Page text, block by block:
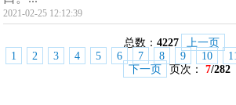
2021-02-25 12:12:39
总数： 4227
上一页
1
2 3 4 5 6 7 8 9 10
下一页
页次： 7/282